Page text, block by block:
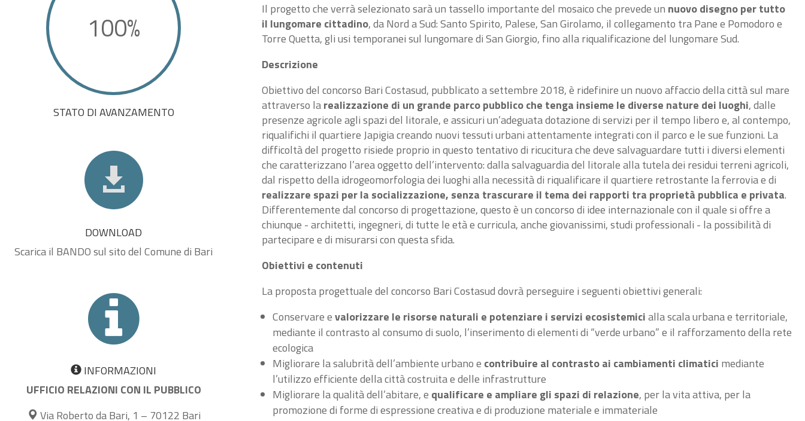
100%
STATO DI AVANZAMENTO

DOWNLOAD
Scarica il BANDO sul sito del Comune di Bari
INFORMAZIONI
UFFICIO RELAZIONI CON IL PUBBLICO
Via Roberto da Bari, 1 – 70122 Bari
Il progetto che verrà selezionato sarà un tassello importante del mosaico che prevede un nuovo disegno per tutto
il lungomare cittadino, da Nord a Sud: Santo Spirito, Palese, San Girolamo, il collegamento tra Pane e Pomodoro e
Torre Quetta, gli usi temporanei sul lungomare di San Giorgio, fino alla riqualificazione del lungomare Sud.
Descrizione
Obiettivo del concorso Bari Costasud, pubblicato a settembre 2018, è ridefinire un nuovo affaccio della città sul mare
attraverso larealizzazione di un grande parco pubblico che tenga insieme le diverse nature dei luoghi, dalle
presenze agricole agli spazi del litorale, e assicuri un’adeguata dotazione di servizi per il tempo libero e, al contempo,
riqualifichi il quartiere Japigia creando nuovi tessuti urbani attentamente integrati con il parco e le sue funzioni. La
difficoltà del progetto risiede proprio in questo tentativo di ricucitura che deve salvaguardare tutti i diversi elementi
che caratterizzano l’area oggetto dell’intervento: dalla salvaguardia del litorale alla tutela dei residui terreni agricoli,
dal rispetto della idrogeomorfologia dei luoghi alla necessità di riqualificare il quartiere retrostante la ferrovia e di
realizzare spazi per la socializzazione, senza trascurare il tema dei rapporti tra proprietà pubblica e privata.
Differentemente dal concorso di progettazione, questo è un concorso di idee internazionale con il quale si offre a
chiunque - architetti, ingegneri, di tutte le età e curricula, anche giovanissimi, studi professionali - la possibilità di
partecipare e di misurarsi con questa sfida.
Obiettivi e contenuti
La proposta progettuale del concorso Bari Costasud dovrà perseguire i seguenti obiettivi generali:
Conservare evalorizzare le risorse naturali e potenziare i servizi ecosistemicialla scala urbana e territoriale,
mediante il contrasto al consumo di suolo, l’inserimento di elementi di “verde urbano” e il rafforzamento della rete
ecologica
Migliorare la salubrità dell’ambiente urbano e contribuire al contrasto ai cambiamenti climatici mediante
l’utilizzo efficiente della città costruita e delle infrastrutture
Migliorare la qualità dell’abitare, e qualificare e ampliare gli spazi di relazione, per la vita attiva, per la
promozione di forme di espressione creativa e di produzione materiale e immateriale